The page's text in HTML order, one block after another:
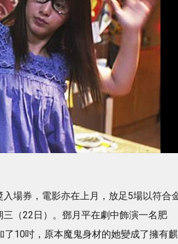
場券，電影亦在上月，放足5場以符合
（22日）。鄧月平在劇中飾演一名肥
10吋，原本魔鬼身材的她變成了擁有麒